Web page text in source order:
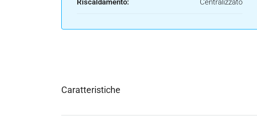
Riscaldamento: Centralizzato
Caratteristiche